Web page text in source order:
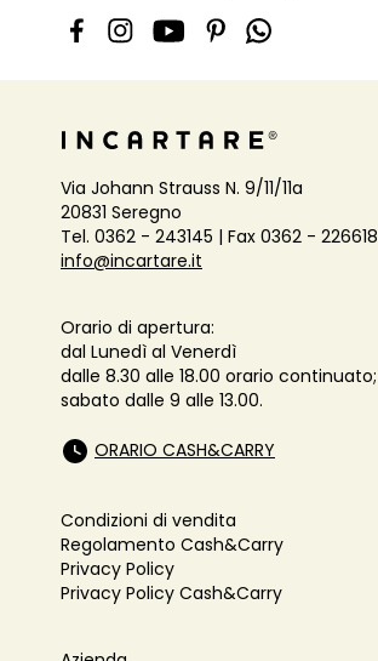
Via Johann Strauss N. 9/11/11a
20831 Seregno
Tel. 0362 - 243145 | Fax 0362 - 226618
info@incartare.it
Orario di apertura:
dal Lunedì al Venerdì
dalle 8.30 alle 18.00 orario continuato;
sabato dalle 9 alle 13.00.
ORARIO CASH&CARRY
Condizioni di vendita
Regolamento Cash&Carry
Privacy Policy
Privacy Policy Cash&Carry